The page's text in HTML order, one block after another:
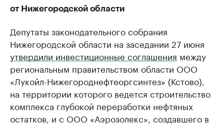
от Нижегородской области
Депутаты законодательного собрания
Нижегородской области на заседании 27 июня
утвердили инвестиционные соглашения между
региональным правительством области ООО
«Лукойл-Нижегороднефтеоргсинтез» (Кстово),
на территории которого ведется строительство
комплекса глубокой переработки нефтяных
остатков, и с ООО «Аэрозолекс», создавшего в